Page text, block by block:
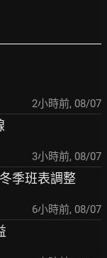
2小時前, 08/07
3小時前, 08/07
季班表調整
6小時前, 08/07